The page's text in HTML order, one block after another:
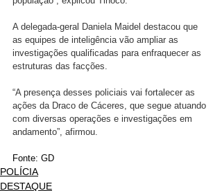
A delegada-geral Daniela Maidel destacou que
as equipes de inteligência vão ampliar as
investigações qualificadas para enfraquecer as
estruturas das facções.
“A presença desses policiais vai fortalecer as
ações da Draco de Cáceres, que segue atuando
com diversas operações e investigações em
andamento”, afirmou.
Fonte: GD
POLÍCIA
DESTAQUE